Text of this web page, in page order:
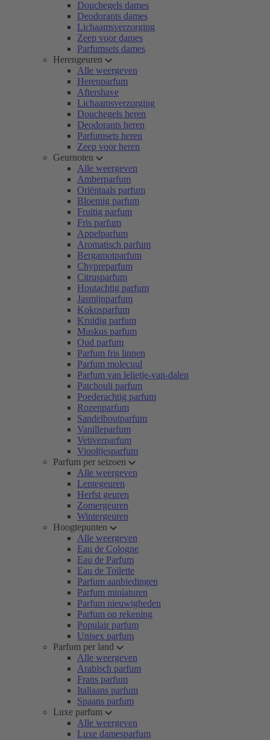
Douchegels dames
Deodorants dames
Lichaamsverzorging
Zeep voor dames
Parfumsets dames
Herengeuren
Alle weergeven
Herenparfum
Aftershave
Lichaamsverzorging
Douchegels heren
Deodorants heren
Parfumsets heren
Zeep voor heren
Geurnoten
Alle weergeven
Amberparfum
Oriëntaals parfum
Bloemig parfum
Fruitig parfum
Fris parfum
Appelparfum
Aromatisch parfum
Bergamotparfum
Chypreparfum
Citrusparfum
Houtachtig parfum
Jasmijnparfum
Kokosparfum
Kruidig parfum
Muskus parfum
Oud parfum
Parfum fris linnen
Parfum molecuul
Parfum van lelietje-van-dalen
Patchouli parfum
Poederachtig parfum
Rozenparfum
Sandelhoutparfum
Vanilleparfum
Vetiverparfum
Viooltjesparfum
Parfum per seizoen
Alle weergeven
Lentegeuren
Herfst geuren
Zomergeuren
Wintergeuren
Hoogtepunten
Alle weergeven
Eau de Cologne
Eau de Parfum
Eau de Toilette
Parfum aanbiedingen
Parfum miniaturen
Parfum nieuwigheden
Parfum op rekening
Populair parfum
Unisex parfum
Parfum per land
Alle weergeven
Arabisch parfum
Frans parfum
Italiaans parfum
Spaans parfum
Luxe parfum
Alle weergeven
Luxe damesparfum